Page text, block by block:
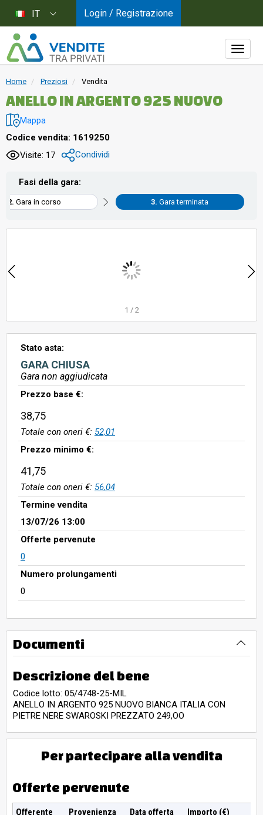
Home Preziosi Vendita
ANELLO IN ARGENTO 925 NUOVO
Mappa
Codice vendita: 1619250
Visite: 17
Condividi
Fasi della gara:
Gara in corso Gara terminata
1 / 2
Stato asta:
GARA CHIUSA
Gara non aggiudicata
Prezzo base €:
38,75
Totale con oneri €: 52,01
Prezzo minimo €:
41,75
Totale con oneri €: 56,04
Termine vendita
13/07/26 13:00
Offerte pervenute
0
Numero prolungamenti
0
Documenti
Descrizione del bene
Codice lotto: 05/4748-25-MIL
ANELLO IN ARGENTO 925 NUOVO BIANCA ITALIA CON
PIETRE NERE SWAROSKI PREZZATO 249,OO
Per partecipare alla vendita
Offerte pervenute
Offerente Provenienza Data offerta
Importo (€)
IT Login / Registrazione